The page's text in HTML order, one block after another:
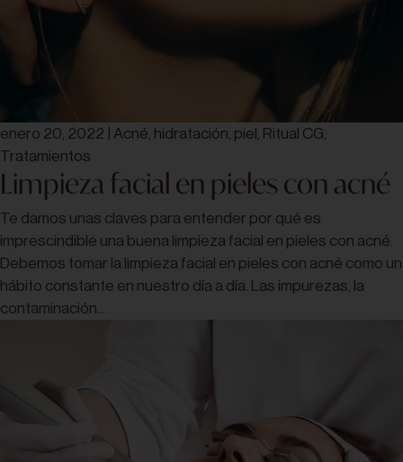
enero 20, 2022 Acné hidratación piel Ritual CG
Tratamientos
Limpieza facial en pieles con acné
Te damos unas claves para entender por qué es
imprescindible una buena limpieza facial en pieles con acné.
Debemos tomar la limpieza facial en pieles con acné como un
hábito constante en nuestro día a día. Las impurezas, la
contaminación...